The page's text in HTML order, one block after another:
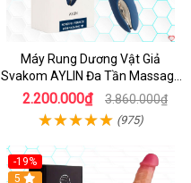
Máy Rung Dương Vật Giả
Svakom AYLIN Đa Tần Massage
Sướng
2.200.000₫ 3.860.000₫
(975)
-19%
Hot
5